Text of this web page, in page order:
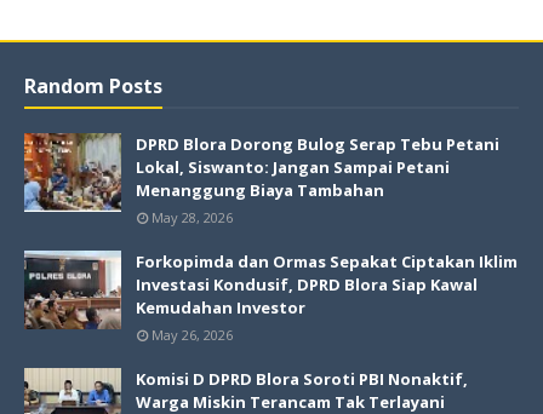
Random Posts
DPRD Blora Dorong Bulog Serap Tebu Petani
Lokal, Siswanto: Jangan Sampai Petani
Menanggung Biaya Tambahan
May 28, 2026
Forkopimda dan Ormas Sepakat Ciptakan Iklim
Investasi Kondusif, DPRD Blora Siap Kawal
Kemudahan Investor
May 26, 2026
Komisi D DPRD Blora Soroti PBI Nonaktif,
Warga Miskin Terancam Tak Terlayani